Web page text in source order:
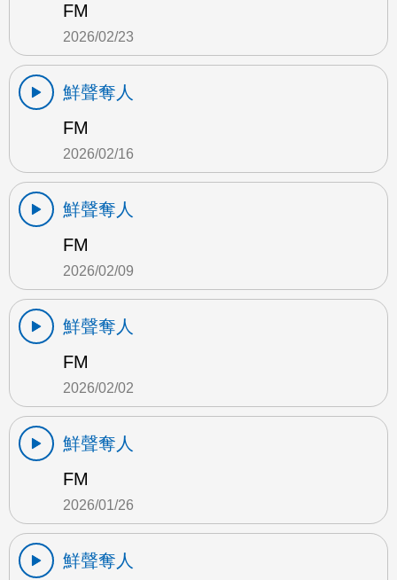
FM
2026/02/23
鮮聲奪人
FM
2026/02/16
鮮聲奪人
FM
2026/02/09
鮮聲奪人
FM
2026/02/02
鮮聲奪人
FM
2026/01/26
鮮聲奪人